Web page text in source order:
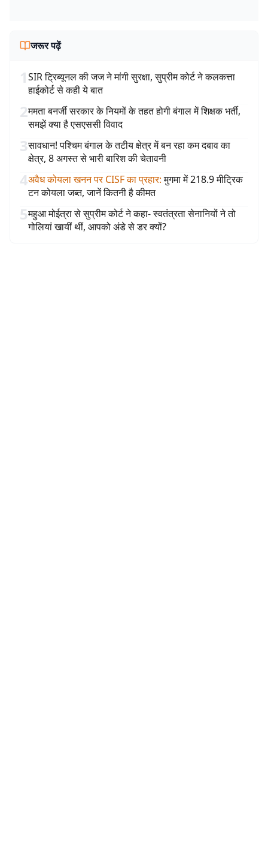
जरूर पढ़ें
1SIR ट्रिब्यूनल की जज ने मांगी सुरक्षा, सुप्रीम कोर्ट ने कलकत्ता
हाईकोर्ट से कही ये बात
2ममता बनर्जी सरकार के नियमों के तहत होगी बंगाल में शिक्षक भर्ती,
समझें क्या है एसएससी विवाद
3सावधान! पश्चिम बंगाल के तटीय क्षेत्र में बन रहा कम दबाव का
क्षेत्र, 8 अगस्त से भारी बारिश की चेतावनी
4अवैध कोयला खनन पर CISF का प्रहार: मुगमा में 218.9 मीट्रिक
टन कोयला जब्त, जानें कितनी है कीमत
5महुआ मोईत्रा से सुप्रीम कोर्ट ने कहा- स्वतंत्रता सेनानियों ने तो
गोलियां खायीं थीं, आपको अंडे से डर क्यों?